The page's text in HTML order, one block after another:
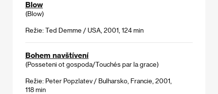
Blow
(Blow)
Režie: Ted Demme / USA, 2001, 124 min
Bohem navštívení
(Posseteni ot gospoda/Touchés par la grace)
Režie: Peter Popzlatev / Bulharsko, Francie, 2001,
118 min